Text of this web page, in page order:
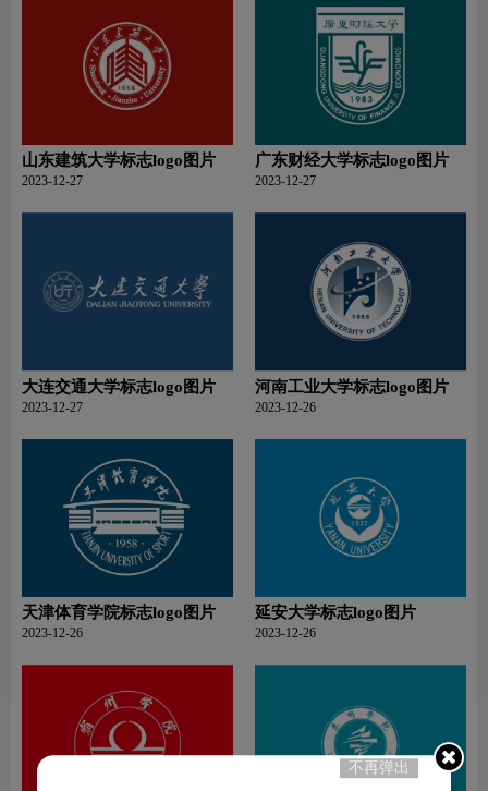
山东建筑大学标志logo图片
2023-12-27
广东财经大学标志logo图片
2023-12-27
大连交通大学标志logo图片
2023-12-27
河南工业大学标志logo图片
2023-12-26
天津体育学院标志logo图片
2023-12-26
延安大学标志logo图片
2023-12-26
不再弹出